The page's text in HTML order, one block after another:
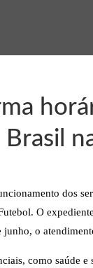
dos
O
o
como saúde